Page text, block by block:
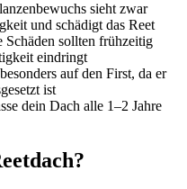
sieht zwar
und schädigt das Reet
Schäden sollten frühzeitig
eindringt
auf den First, da er
ist
dein Dach alle 1–2 Jahre